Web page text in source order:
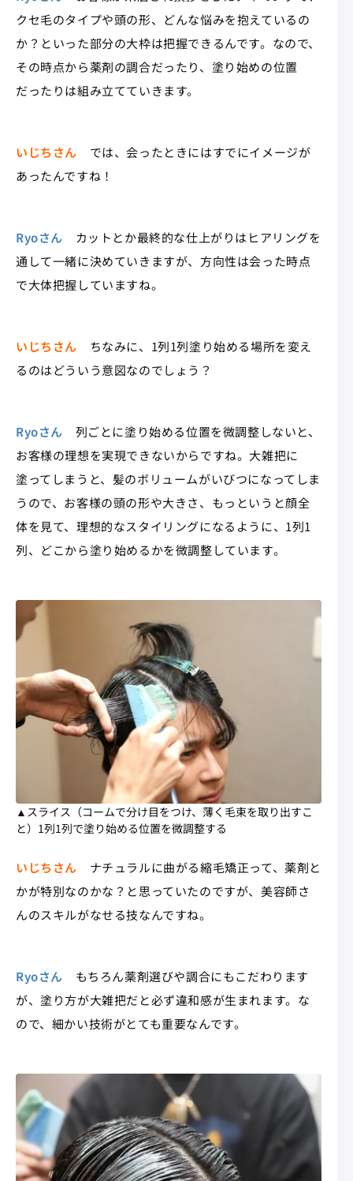
クセ毛のタイプや頭の形、どんな悩みを抱えているの
か？といった部分の大枠は把握できるんです。なので、
その時点から薬剤の調合だったり、塗り始めの位置
だったりは組み立てていきます。
いじちさん では、会ったときにはすでにイメージが
あったんですね！
Ryoさん カットとか最終的な仕上がりはヒアリングを
通して一緒に決めていきますが、方向性は会った時点
で大体把握していますね。
いじちさん ちなみに、1列1列塗り始める場所を変え
るのはどういう意図なのでしょう？
Ryoさん 列ごとに塗り始める位置を微調整しないと、
お客様の理想を実現できないからですね。大雑把に
塗ってしまうと、髪のボリュームがいびつになってしま
うので、お客様の頭の形や大きさ、もっというと顔全
体を見て、理想的なスタイリングになるように、1列1
列、どこから塗り始めるかを微調整しています。
▲スライス（コームで分け目をつけ、薄く毛束を取り出すこ
と）1列1列で塗り始める位置を微調整する
いじちさん ナチュラルに曲がる縮毛矯正って、薬剤と
かが特別なのかな？と思っていたのですが、美容師さ
んのスキルがなせる技なんですね。
Ryoさん もちろん薬剤選びや調合にもこだわります
が、塗り方が大雑把だと必ず違和感が生まれます。な
ので、細かい技術がとても重要なんです。